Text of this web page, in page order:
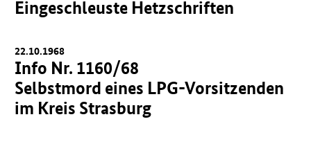
Eingeschleuste Hetzschriften
22.10.1968
Info Nr. 1160/68
Selbstmord eines LPG-Vorsitzenden
im Kreis Strasburg